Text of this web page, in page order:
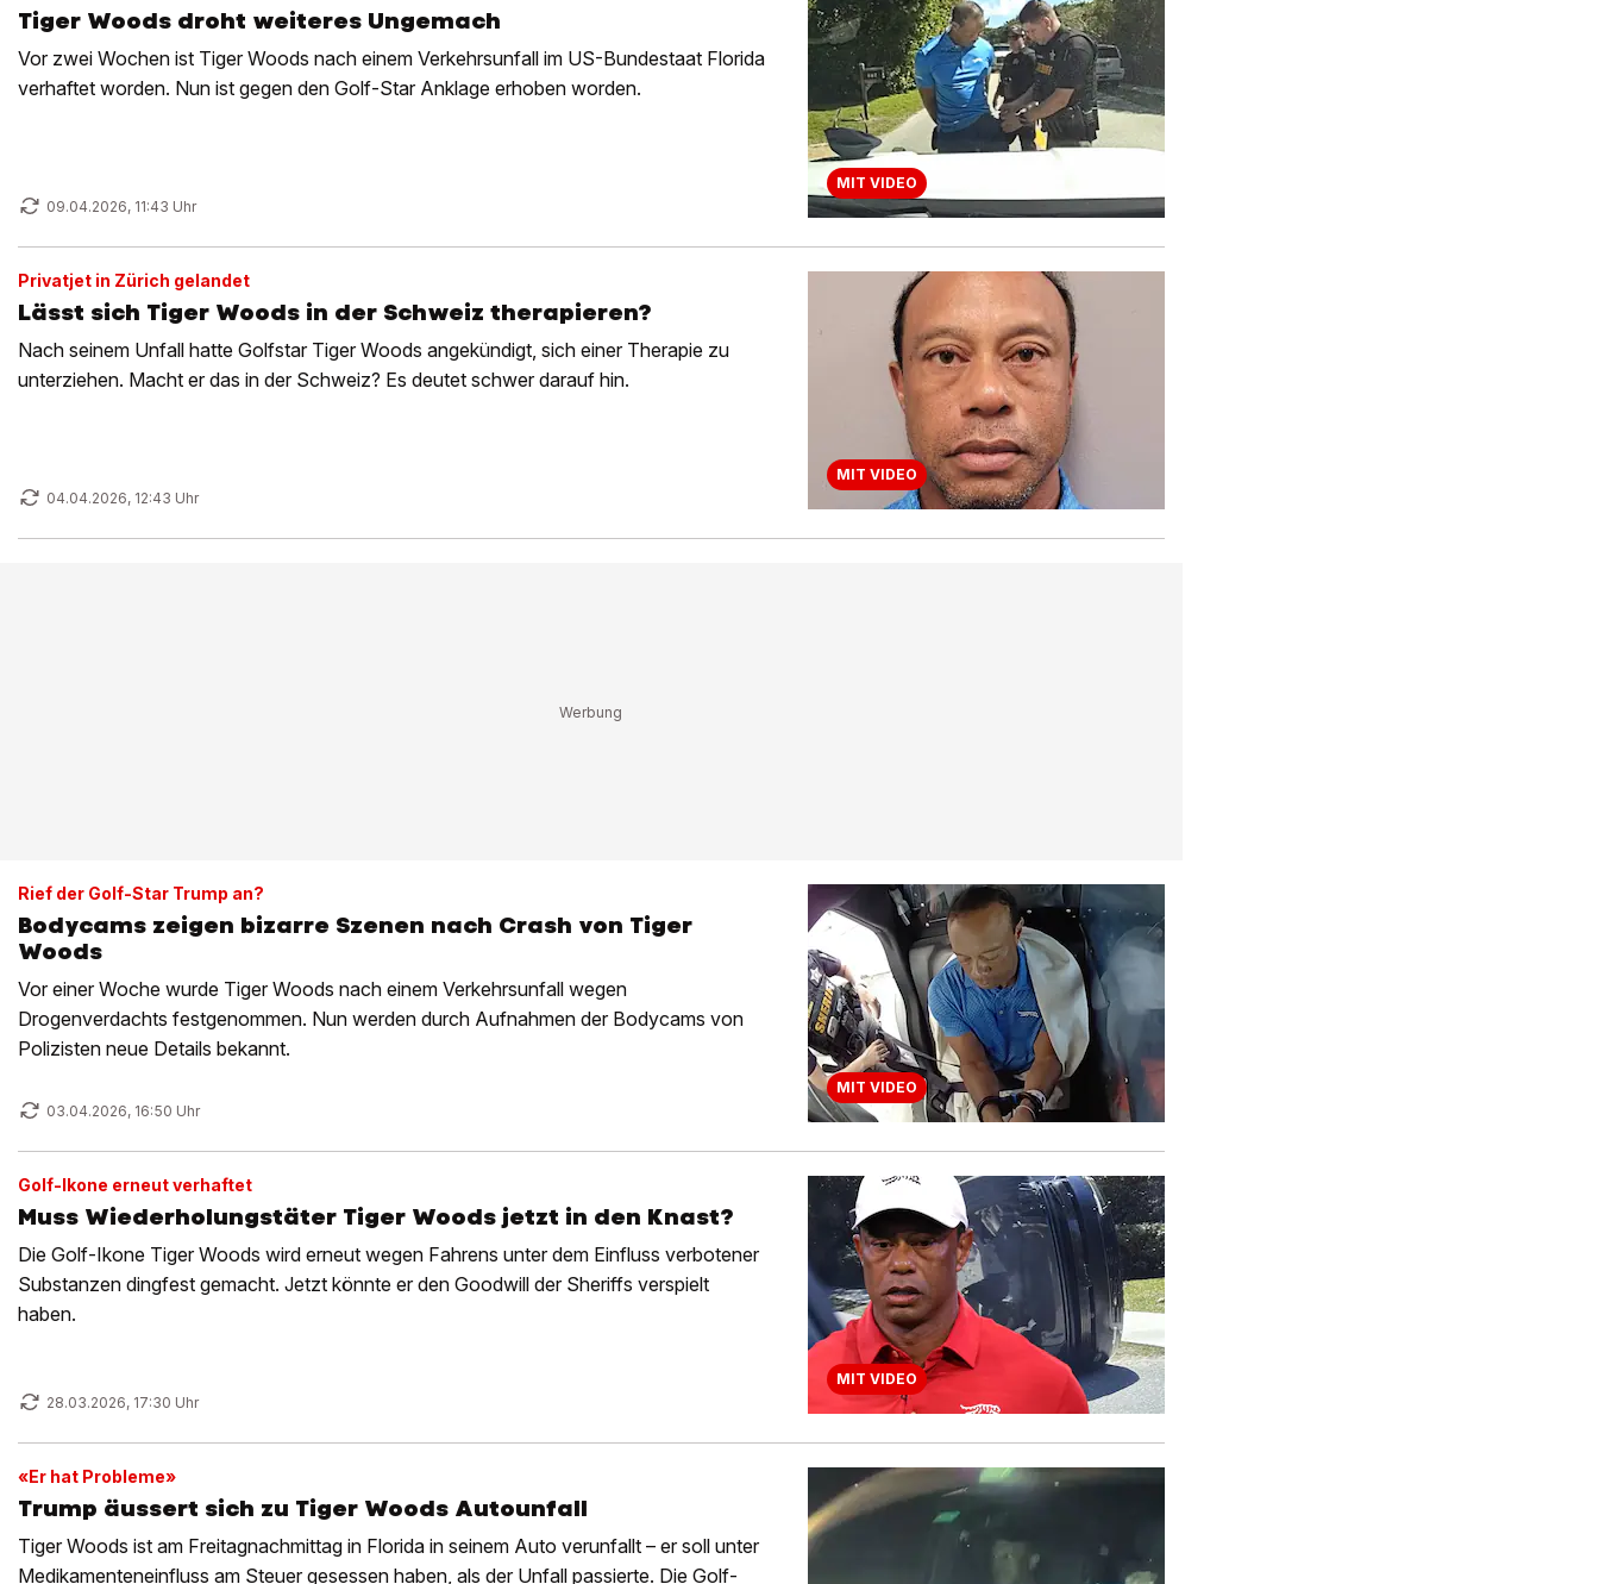
Tiger Woods droht weiteres Ungemach
Vor zwei Wochen ist Tiger Woods nach einem Verkehrsunfall im US-Bundestaat Florida
verhaftet worden. Nun ist gegen den Golf-Star Anklage erhoben worden.
09.04.2026, 11:43 Uhr
MIT VIDEO
Privatjet in Zürich gelandet
Lässt sich Tiger Woods in der Schweiz therapieren?
Nach seinem Unfall hatte Golfstar Tiger Woods angekündigt, sich einer Therapie zu
unterziehen. Macht er das in der Schweiz? Es deutet schwer darauf hin.
04.04.2026, 12:43 Uhr
MIT VIDEO
Rief der Golf-Star Trump an?
Bodycams zeigen bizarre Szenen nach Crash von Tiger
Woods
Vor einer Woche wurde Tiger Woods nach einem Verkehrsunfall wegen
Drogenverdachts festgenommen. Nun werden durch Aufnahmen der Bodycams von
Polizisten neue Details bekannt.
03.04.2026, 16:50 Uhr
MIT VIDEO
Golf-Ikone erneut verhaftet
Muss Wiederholungstäter Tiger Woods jetzt in den Knast?
Die Golf-Ikone Tiger Woods wird erneut wegen Fahrens unter dem Einfluss verbotener
Substanzen dingfest gemacht. Jetzt könnte er den Goodwill der Sheriffs verspielt
haben.
28.03.2026, 17:30 Uhr
MIT VIDEO
«Er hat Probleme»
Trump äussert sich zu Tiger Woods Autounfall
Tiger Woods ist am Freitagnachmittag in Florida in seinem Auto verunfallt – er soll unter
Medikamenteneinfluss am Steuer gesessen haben, als der Unfall passierte. Die Golf-